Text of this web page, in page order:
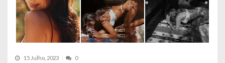
15 Julho, 2023 0